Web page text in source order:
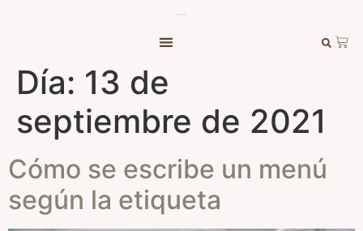
Día: 13 de
septiembre de 2021
Cómo se escribe un menú
según la etiqueta